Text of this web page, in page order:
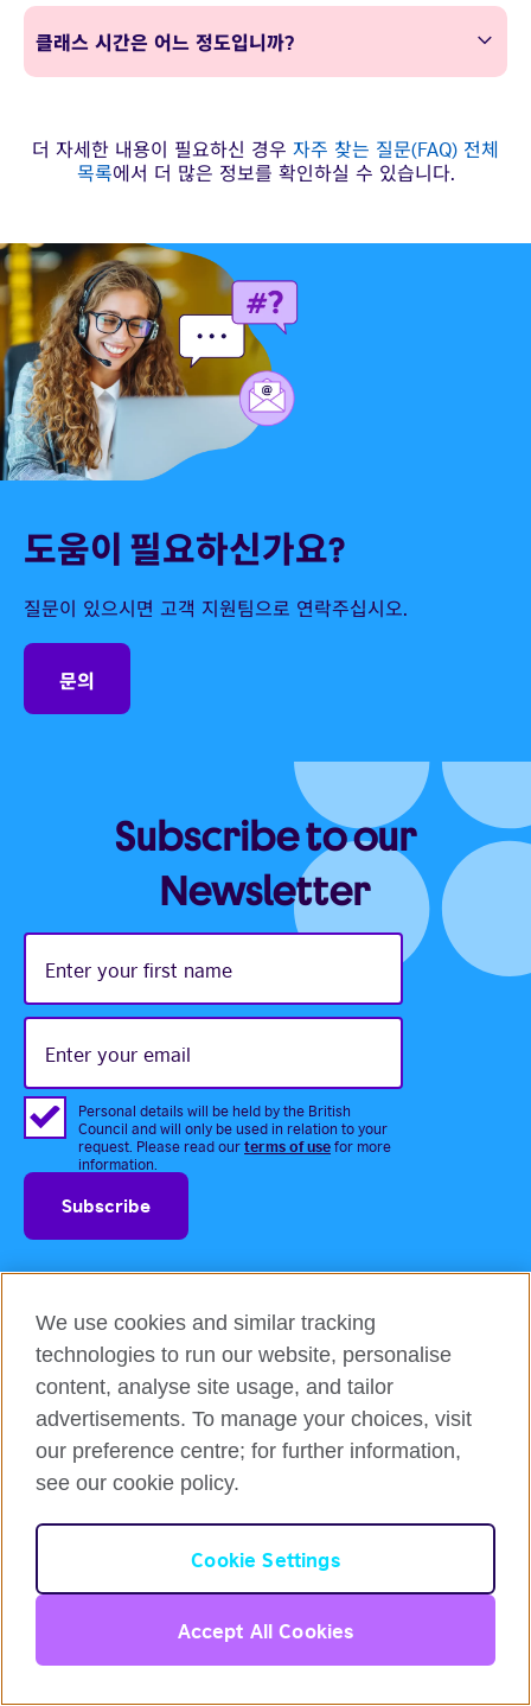
클래스 시간은 어느 정도입니까?
더 자세한 내용이 필요하신 경우 자주 찾는 질문(FAQ) 전체
목록에서 더 많은 정보를 확인하실 수 있습니다.
도움이 필요하신가요?
질문이 있으시면 고객 지원팀으로 연락주십시오.
문의
Subscribe to our
Newsletter
Enter
your
name
Enter
your
Personal details will be held by the British
Council and will only be used in relation to your
request. Please read ourterms of usefor more
information.
Courses & Programmes
Flexible English online course
IELTS Coach – 영국문화원
기프트 바우처
Partners Programmes
Information & Resources
Login
We use cookies and similar tracking
technologies to run our website, personalise
content, analyse site usage, and tailor
advertisements. To manage your choices, visit
our preference centre; for further information,
see our cookie policy.
Cookie Settings
Accept All Cookies